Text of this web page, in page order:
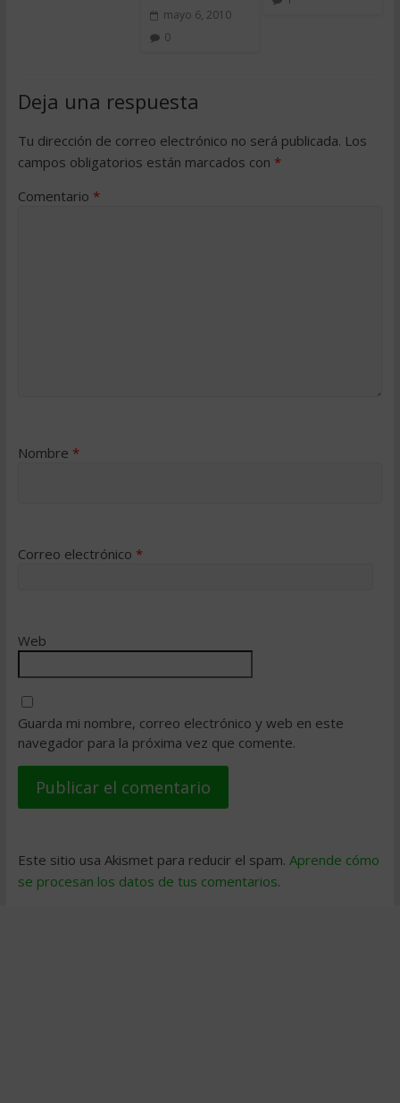
mayo 6, 2010
0
Deja una respuesta
Tu dirección de correo electrónico no será publicada. Los
campos obligatorios están marcados con *
Comentario *
Nombre *
Correo electrónico *
Web
Guarda mi nombre, correo electrónico y web en este
navegador para la próxima vez que comente.
Este sitio usa Akismet para reducir el spam. Aprende cómo
se procesan los datos de tus comentarios.